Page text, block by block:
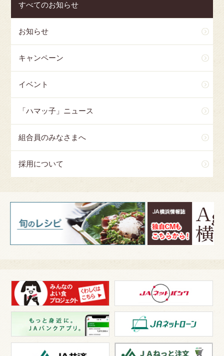
すべてのお知らせ
お知らせ
キャンペーン
イベント
「ハマッ子」ニュース
組合員のみなさまへ
採用について